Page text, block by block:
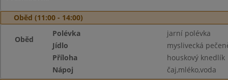
Oběd (11:00 - 14:00)
Oběd
Polévka
jarní polévka
Jídlo
myslivecká
Příloha
houskový knedlík
Nápoj
čaj,mléko,voda